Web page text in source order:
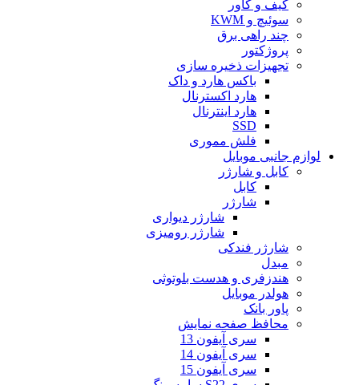
کیف و کاور
سوئیچ و KWM
چند راهی برق
پروژکتور
تجهیزات ذخیره سازی
باکس هارد و داک
هارد اکسترنال
هارد اینترنال
SSD
فلش مموری
لوازم جانبی موبایل
کابل و شارژر
کابل
شارژر
شارژر دیواری
شارژر رومیزی
شارژر فندکی
مبدل
هندزفری و هدست بلوتوثی
هولدر موبایل
پاور بانک
محافظ صفحه نمایش
سری آیفون 13
سری آیفون 14
سری آیفون 15